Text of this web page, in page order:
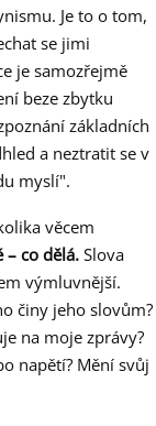
Je to o tom,
se jimi
je samozřejmě
beze zbytku
základních
a neztratit se v
myslí".
věcem
– co dělá. Slova
výmluvnější.
činy jeho slovům?
na moje zprávy?
napětí? Mění svůj